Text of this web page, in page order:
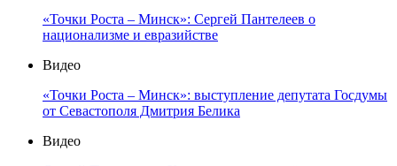
«Точки Роста – Минск»: Сергей Пантелеев о
национализме и евразийстве
Видео
«Точки Роста – Минск»: выступление депутата Госдумы
от Севастополя Дмитрия Белика
Видео